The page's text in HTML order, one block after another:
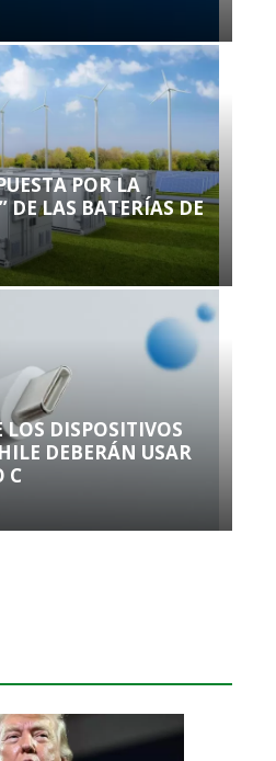
POR LA
DE LAS BATERÍAS DE
LOS DISPOSITIVOS
DEBERÁN USAR
C